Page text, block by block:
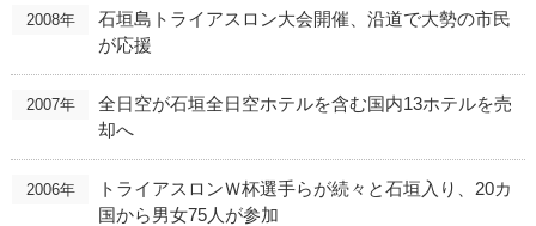
2008年
石垣島トライアスロン大会開催、沿道で大勢の市民
が応援
2007年
全日空が石垣全日空ホテルを含む国内13ホテルを売
却へ
2006年
トライアスロンＷ杯選手らが続々と石垣入り、20カ
国から男女75人が参加